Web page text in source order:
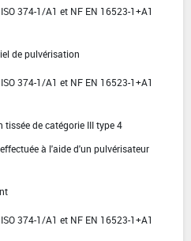
374-1/A1 et NF EN 16523-1+A1
de pulvérisation
374-1/A1 et NF EN 16523-1+A1
de catégorie III type 4
à l'aide d'un pulvérisateur
374-1/A1 et NF EN 16523-1+A1